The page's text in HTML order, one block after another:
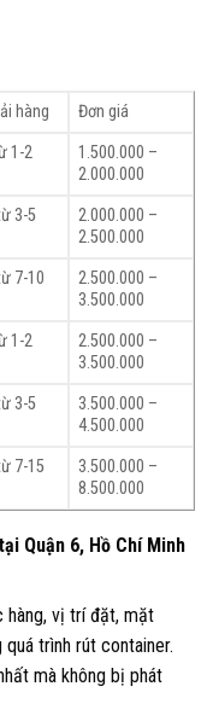
hàng Đơn giá
1-2
1.500.000 –
2.000.000
3-5
2.000.000 –
2.500.000
7-10
2.500.000 –
3.500.000
1-2
2.500.000 –
3.500.000
3-5
3.500.000 –
4.500.000
7-15
3.500.000 –
8.500.000
Quận 6, Hồ Chí Minh
hàng, vị trí đặt, mặt
trình rút container.
mà không bị phát